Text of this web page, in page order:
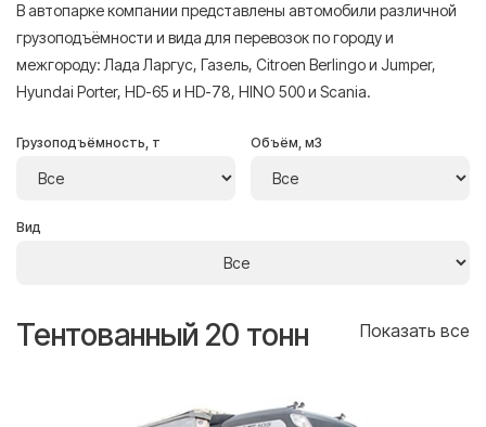
В автопарке компании представлены автомобили различной
грузоподъёмности и вида для перевозок по городу и
межгороду: Лада Ларгус, Газель, Citroen Berlingo и Jumper,
Hyundai Porter, HD-65 и HD-78, HINO 500 и Scania.
Грузоподъёмность, т Объём, м3
Вид
Тентованный 20 тонн Показать все